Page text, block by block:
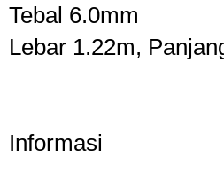
Tebal 6.0mm
Lebar 1.22m,
Informasi